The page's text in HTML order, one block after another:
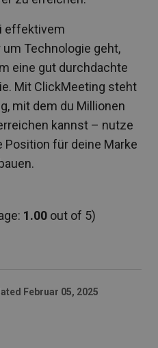
effektivem
Technologie geht,
eine gut durchdachte
Mit ClickMeeting steht
mit dem du Millionen
kannst – nutze
Position für deine Marke
1.00 out of 5)
Februar 05, 2025